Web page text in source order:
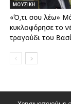
ΜΟΥΣΙΚΗ
«Ό,τι σου λέω»
κυκλοφόρησε το
τραγούδι του